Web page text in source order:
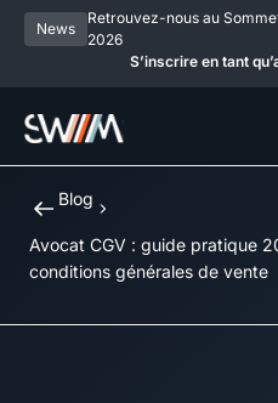
News
Retrouvez-nous au
2026
S’inscrire en tant
Blog
Avocat CGV : guide pratique
conditions générales de vente